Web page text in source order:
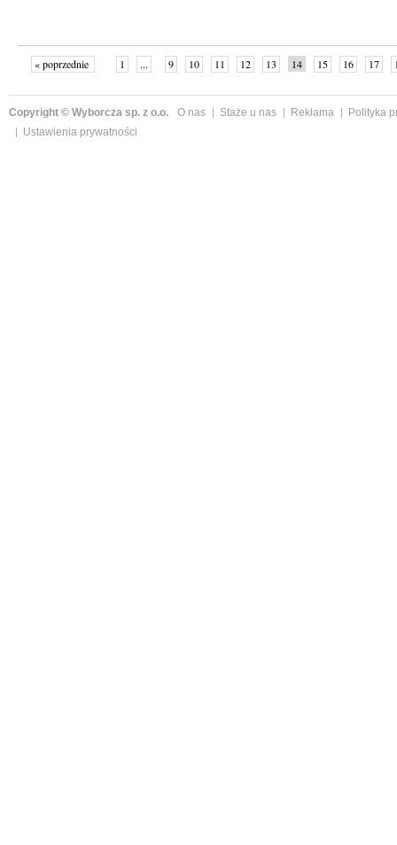
« poprzednie 1 ... 9 10 11 12 13 14 15 16 17
Copyright © Wyborcza sp. z o.o. O nas Staże u nas Reklama
Polityka
Ustawienia prywatności